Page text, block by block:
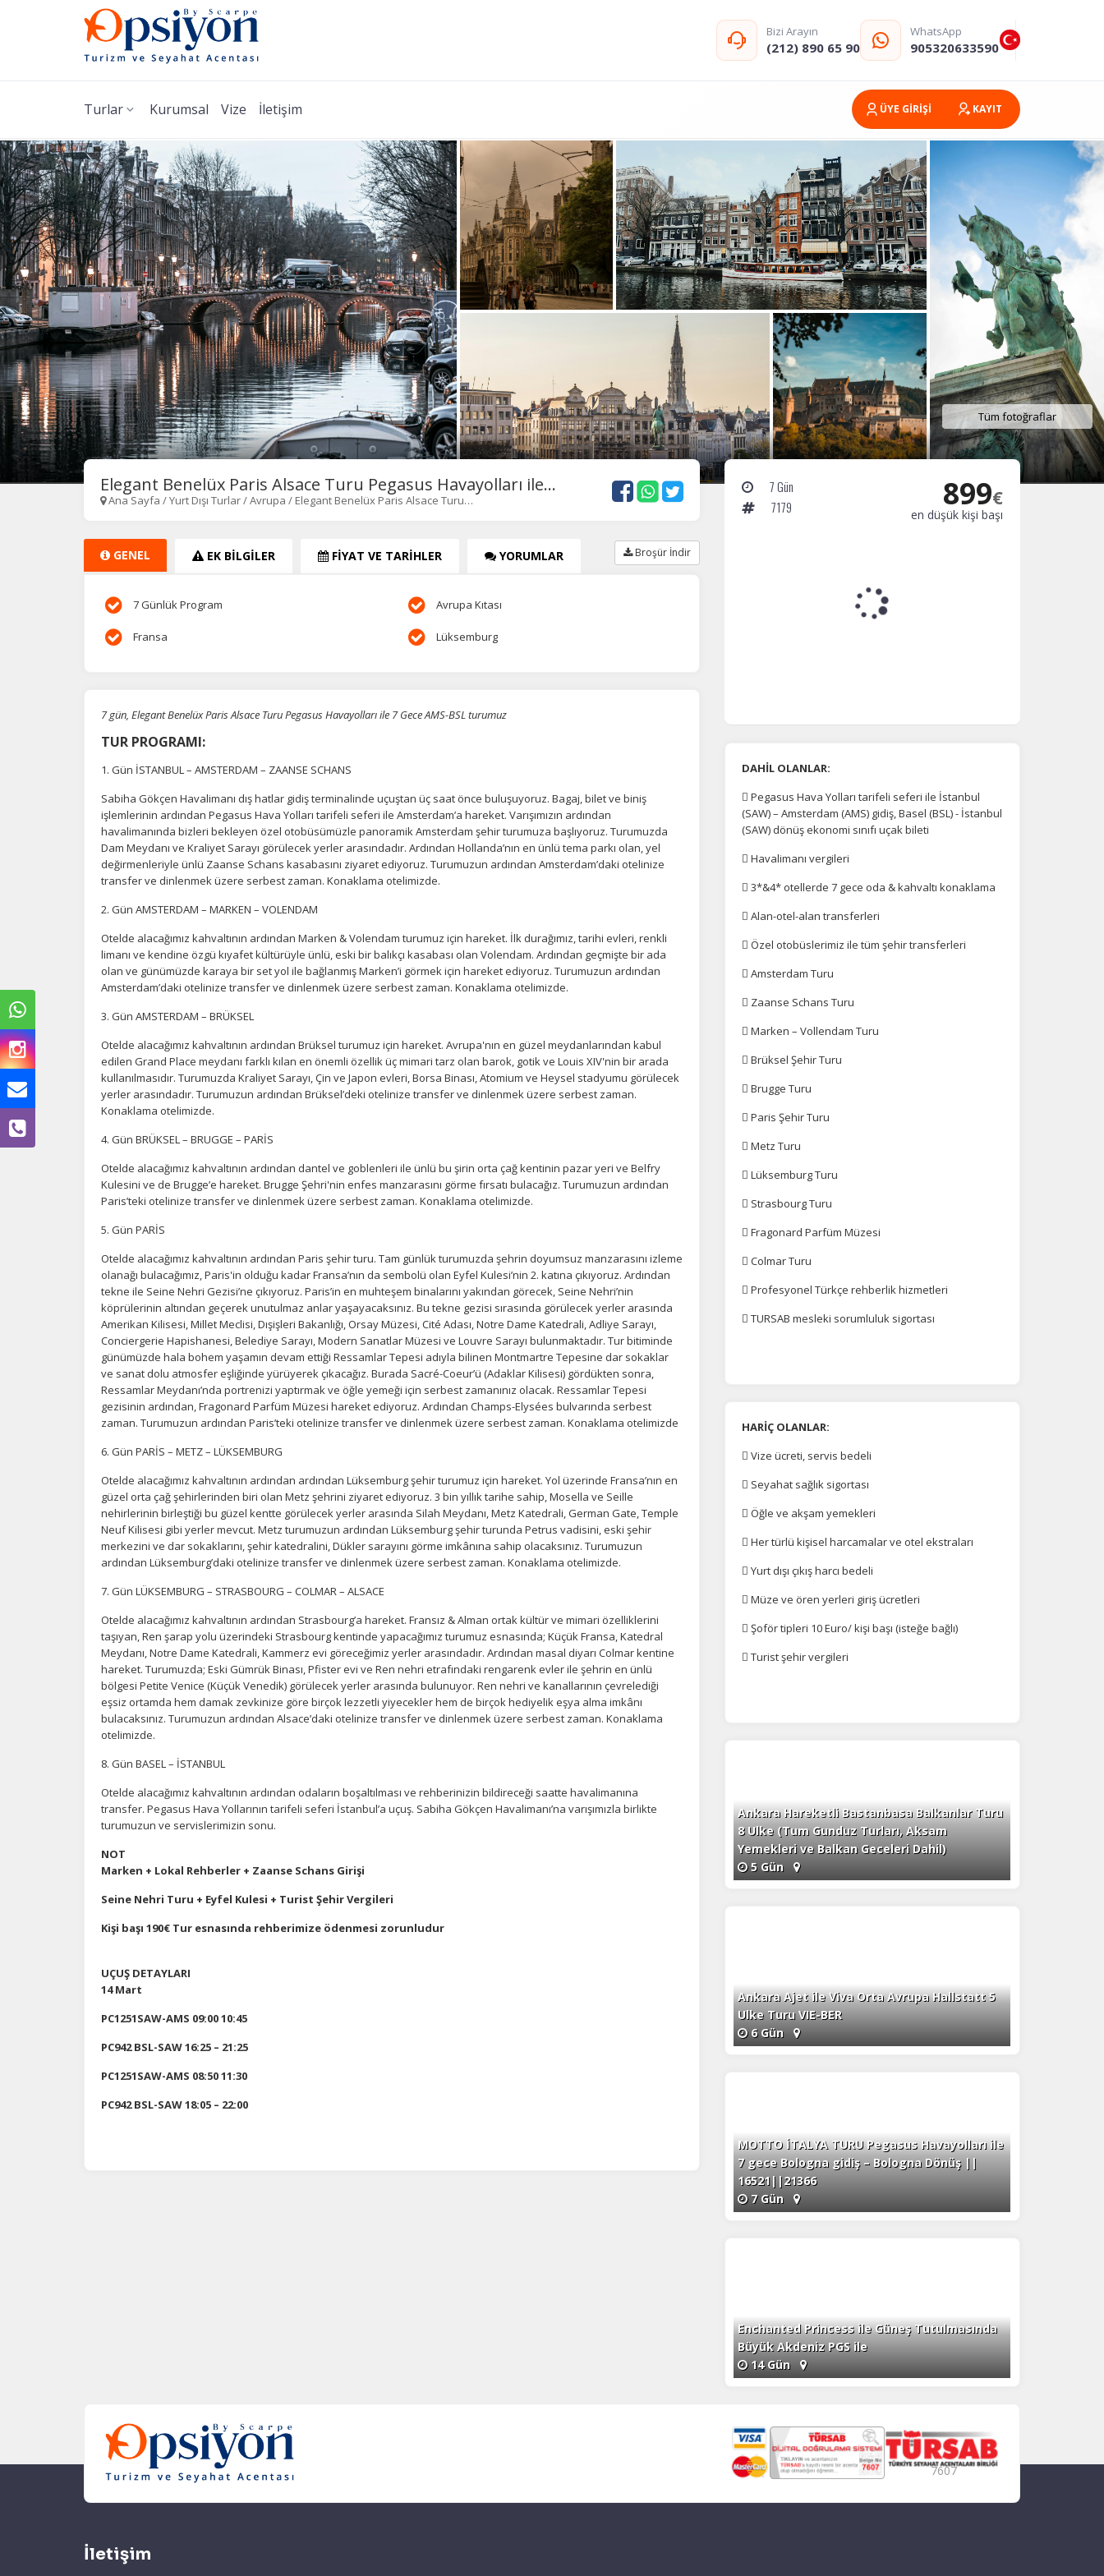
Bizi Arayın
(212) 890 65 90
WhatsApp
905320633590
Turlar Kurumsal Vize İletişim ÜYE GİRİŞİ KAYIT
Çerez tercihlerinizibelirleyin.
bilir.Daha fazla bilgi içinKVKK bilgilendirmemizi,çerez kullanımvegizlilik koşullarını
inceleyebilirsiniz.
Zorunlu Çerezler HER ZAMAN AKTIF
Oturum yönetimi, güvenlik ve temel site işlevleri için gereklidir. Bu
çerezler olmadan site düzgün çalışmaz ve devre dışı bırakılamaz.
İstatistik Çerezleri
anlamamıza yardımcı olur.
Pazarlama Çerezleri
Size ve ilgi alanlarınıza uygun reklamlar göstermek için kullanılır.
alakalı olabilirler.
Tümünü Reddet Tümünü Kabul Et Tercihleri Kaydet
Tüm fotoğraflar
Elegant Benelüx Paris Alsace Turu Pegasus Havayolları ile...
Ana Sayfa /Yurt Dışı Turlar/Avrupa / Elegant Benelüx Paris Alsace Turu…
GENEL EK BİLGİLER FİYAT VE TARİHLER YORUMLAR Broşür İndir
7 Günlük Program Avrupa Kıtası
Fransa Lüksemburg
7 gün, Elegant Benelüx Paris Alsace Turu Pegasus Havayolları ile 7 Gece AMS-BSL turumuz
TUR PROGRAMI:
1. Gün İSTANBUL – AMSTERDAM – ZAANSE SCHANS
Sabiha Gökçen Havalimanı dış hatlar gidiş terminalinde uçuştan üç saat önce buluşuyoruz. Bagaj, bilet ve biniş
işlemlerinin ardından Pegasus Hava Yolları tarifeli seferi ile Amsterdam’a hareket. Varışımızın ardından
havalimanında bizleri bekleyen özel otobüsümüzle panoramik Amsterdam şehir turumuza başlıyoruz. Turumuzda
Dam Meydanı ve Kraliyet Sarayı görülecek yerler arasındadır. Ardından Hollanda’nın en ünlü tema parkı olan, yel
değirmenleriyle ünlü Zaanse Schans kasabasını ziyaret ediyoruz. Turumuzun ardından Amsterdam’daki otelinize
transfer ve dinlenmek üzere serbest zaman. Konaklama otelimizde.
2. Gün AMSTERDAM – MARKEN – VOLENDAM
Otelde alacağımız kahvaltının ardından Marken & Volendam turumuz için hareket. İlk durağımız, tarihi evleri, renkli
limanı ve kendine özgü kıyafet kültürüyle ünlü, eski bir balıkçı kasabası olan Volendam. Ardından geçmişte bir ada
olan ve günümüzde karaya bir set yol ile bağlanmış Marken’i görmek için hareket ediyoruz. Turumuzun ardından
Amsterdam’daki otelinize transfer ve dinlenmek üzere serbest zaman. Konaklama otelimizde.
3. Gün AMSTERDAM – BRÜKSEL
Otelde alacağımız kahvaltının ardından Brüksel turumuz için hareket. Avrupa'nın en güzel meydanlarından kabul
edilen Grand Place meydanı farklı kılan en önemli özellik üç mimari tarz olan barok, gotik ve Louis XIV'nin bir arada
kullanılmasıdır. Turumuzda Kraliyet Sarayı, Çin ve Japon evleri, Borsa Binası, Atomium ve Heysel stadyumu görülecek
yerler arasındadır. Turumuzun ardından Brüksel’deki otelinize transfer ve dinlenmek üzere serbest zaman.
Konaklama otelimizde.
4. Gün BRÜKSEL – BRUGGE – PARİS
Otelde alacağımız kahvaltının ardından dantel ve goblenleri ile ünlü bu şirin orta çağ kentinin pazar yeri ve Belfry
Kulesini ve de Brugge’e hareket. Brugge Şehri'nin enfes manzarasını görme fırsatı bulacağız. Turumuzun ardından
Paris’teki otelinize transfer ve dinlenmek üzere serbest zaman. Konaklama otelimizde.
5. Gün PARİS
Otelde alacağımız kahvaltının ardından Paris şehir turu. Tam günlük turumuzda şehrin doyumsuz manzarasını izleme
olanağı bulacağımız, Paris'in olduğu kadar Fransa’nın da sembolü olan Eyfel Kulesi’nin 2. katına çıkıyoruz. Ardından
tekne ile Seine Nehri Gezisi’ne çıkıyoruz. Paris’in en muhteşem binalarını yakından görecek, Seine Nehri’nin
köprülerinin altından geçerek unutulmaz anlar yaşayacaksınız. Bu tekne gezisi sırasında görülecek yerler arasında
Amerikan Kilisesi, Millet Meclisi, Dışişleri Bakanlığı, Orsay Müzesi, Cité Adası, Notre Dame Katedrali, Adliye Sarayı,
Conciergerie Hapishanesi, Belediye Sarayı, Modern Sanatlar Müzesi ve Louvre Sarayı bulunmaktadır. Tur bitiminde
günümüzde hala bohem yaşamın devam ettiği Ressamlar Tepesi adıyla bilinen Montmartre Tepesine dar sokaklar
ve sanat dolu atmosfer eşliğinde yürüyerek çıkacağız. Burada Sacré-Coeur’ü (Adaklar Kilisesi) gördükten sonra,
Ressamlar Meydanı’nda portrenizi yaptırmak ve öğle yemeği için serbest zamanınız olacak. Ressamlar Tepesi
gezisinin ardından, Fragonard Parfüm Müzesi hareket ediyoruz. Ardından Champs-Elysées bulvarında serbest
zaman. Turumuzun ardından Paris’teki otelinize transfer ve dinlenmek üzere serbest zaman. Konaklama otelimizde
6. Gün PARİS – METZ – LÜKSEMBURG
Otelde alacağımız kahvaltının ardından ardından Lüksemburg şehir turumuz için hareket. Yol üzerinde Fransa’nın en
güzel orta çağ şehirlerinden biri olan Metz şehrini ziyaret ediyoruz. 3 bin yıllık tarihe sahip, Mosella ve Seille
nehirlerinin birleştiği bu güzel kentte görülecek yerler arasında Silah Meydanı, Metz Katedrali, German Gate, Temple
Neuf Kilisesi gibi yerler mevcut. Metz turumuzun ardından Lüksemburg şehir turunda Petrus vadisini, eski şehir
merkezini ve dar sokaklarını, şehir katedralini, Dükler sarayını görme imkânına sahip olacaksınız. Turumuzun
ardından Lüksemburg’daki otelinize transfer ve dinlenmek üzere serbest zaman. Konaklama otelimizde.
7. Gün LÜKSEMBURG – STRASBOURG – COLMAR – ALSACE
Otelde alacağımız kahvaltının ardından Strasbourg’a hareket. Fransız & Alman ortak kültür ve mimari özelliklerini
taşıyan, Ren şarap yolu üzerindeki Strasbourg kentinde yapacağımız turumuz esnasında; Küçük Fransa, Katedral
Meydanı, Notre Dame Katedrali, Kammerz evi göreceğimiz yerler arasındadır. Ardından masal diyarı Colmar kentine
hareket. Turumuzda; Eski Gümrük Binası, Pfister evi ve Ren nehri etrafındaki rengarenk evler ile şehrin en ünlü
bölgesi Petite Venice (Küçük Venedik) görülecek yerler arasında bulunuyor. Ren nehri ve kanallarının çevrelediği
eşsiz ortamda hem damak zevkinize göre birçok lezzetli yiyecekler hem de birçok hediyelik eşya alma imkânı
bulacaksınız. Turumuzun ardından Alsace’daki otelinize transfer ve dinlenmek üzere serbest zaman. Konaklama
otelimizde.
8. Gün BASEL – İSTANBUL
Otelde alacağımız kahvaltının ardından odaların boşaltılması ve rehberinizin bildireceği saatte havalimanına
transfer. Pegasus Hava Yollarının tarifeli seferi İstanbul’a uçuş. Sabiha Gökçen Havalimanı’na varışımızla birlikte
turumuzun ve servislerimizin sonu.
NOT
Marken + Lokal Rehberler + Zaanse Schans Girişi
Seine Nehri Turu + Eyfel Kulesi + Turist Şehir Vergileri
Kişi başı 190€ Tur esnasında rehberimize ödenmesi zorunludur
UÇUŞ DETAYLARI
14 Mart
PC1251SAW-AMS 09:00 10:45
PC942 BSL-SAW 16:25 – 21:25
PC1251SAW-AMS 08:50 11:30
PC942 BSL-SAW 18:05 – 22:00
7 Gün
7179
899€
en düşük kişi başı
DAHİL OLANLAR:
 Pegasus Hava Yolları tarifeli seferi ile İstanbul
(SAW) – Amsterdam (AMS) gidiş, Basel (BSL) - İstanbul
(SAW) dönüş ekonomi sınıfı uçak bileti
 Havalimanı vergileri
 3*&4* otellerde 7 gece oda & kahvaltı konaklama
 Alan-otel-alan transferleri
 Özel otobüslerimiz ile tüm şehir transferleri
 Amsterdam Turu
 Zaanse Schans Turu
 Marken – Vollendam Turu
 Brüksel Şehir Turu
 Brugge Turu
 Paris Şehir Turu
 Metz Turu
 Lüksemburg Turu
 Strasbourg Turu
 Fragonard Parfüm Müzesi
 Colmar Turu
 Profesyonel Türkçe rehberlik hizmetleri
 TURSAB mesleki sorumluluk sigortası
HARİÇ OLANLAR:
 Vize ücreti, servis bedeli
 Seyahat sağlık sigortası
 Öğle ve akşam yemekleri
 Her türlü kişisel harcamalar ve otel ekstraları
 Yurt dışı çıkış harcı bedeli
 Müze ve ören yerleri giriş ücretleri
 Şoför tipleri 10 Euro/ kişi başı (isteğe bağlı)
 Turist şehir vergileri
Ankara Hareketli Bastanbasa Balkanlar Turu
8 Ulke (Tum Gunduz Turları, Aksam
Yemekleri ve Balkan Geceleri Dahil)
5 Gün
Ankara Ajet ile Viva Orta Avrupa Hallstatt 5
Ulke Turu VIE-BER
6 Gün
MOTTO İTALYA TURU Pegasus Havayolları ile
7 gece Bologna gidiş – Bologna Dönüş ||
16521||21366
7 Gün
Enchanted Princess ile Güneş Tutulmasında
Büyük Akdeniz PGS ile
14 Gün
7607
İletişim